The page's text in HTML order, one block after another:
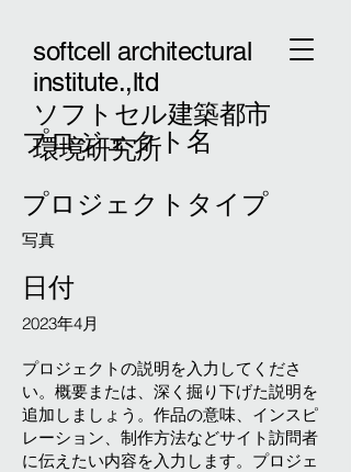
softcell architectural
institute.,ltd
ソフトセル建築都市
環境研究所
プロジェクト名
プロジェクトタイプ
写真
日付
2023年4月
プロジェクトの説明を入力してくださ
い。概要または、深く掘り下げた説明を
追加しましょう。作品の意味、インスピ
レーション、制作方法などサイト訪問者
に伝えたい内容を入力します。プロジェ